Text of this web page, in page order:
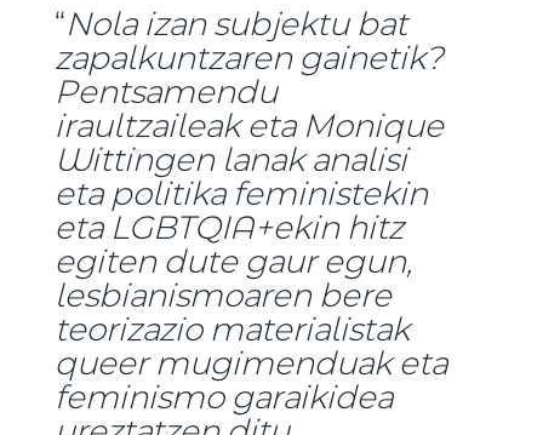
“Nola izan subjektu bat
zapalkuntzaren gainetik?
Pentsamendu
iraultzaileak eta Monique
Wittingen lanak analisi
eta politika feministekin
eta LGBTQIA+ekin hitz
egiten dute gaur egun,
lesbianismoaren bere
teorizazio materialistak
queer mugimenduak eta
feminismo garaikidea